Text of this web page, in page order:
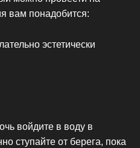
вам понадобится:
эстетически
войдите в воду в
ступайте от берега, пока